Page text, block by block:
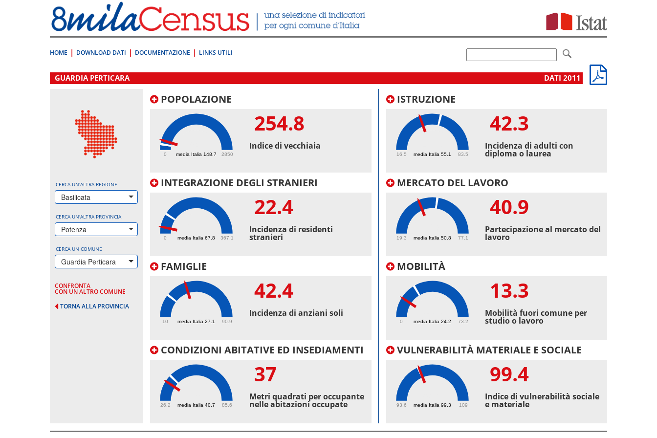
direttamente
a:
Contenuto
HOME DOWNLOAD DATI DOCUMENTAZIONE LINKS UTILI
.
GUARDIA PERTICARA DATI 2011
CERCA UN'ALTRA REGIONE
Basilicata
CERCA UN'ALTRA PROVINCIA
Potenza
CERCA UN COMUNE
Guardia Perticara
CONFRONTA
CON UN ALTRO COMUNE
TORNA ALLA PROVINCIA
POPOLAZIONE
media Italia 148.7
0 2850
254.8
Indice di vecchiaia
INTEGRAZIONE DEGLI STRANIERI
media Italia 67.8
0 367.1
22.4
Incidenza di residenti
stranieri
FAMIGLIE
media Italia 27.1
10 90.9
42.4
Incidenza di anziani soli
CONDIZIONI ABITATIVE ED INSEDIAMENTI
media Italia 40.7
26.2 85.6
37
Metri quadrati per occupante
nelle abitazioni occupate
ISTRUZIONE
media Italia 55.1
16.5 83.5
42.3
Incidenza di adulti con
diploma o laurea
MERCATO DEL LAVORO
media Italia 50.8
19.3 77.1
40.9
Partecipazione al mercato del
lavoro
MOBILITÀ
media Italia 24.2
0 73.2
13.3
Mobilità fuori comune per
studio o lavoro
VULNERABILITÀ MATERIALE E SOCIALE
media Italia 99.3
93.6 109
99.4
Indice di vulnerabilità sociale
e materiale